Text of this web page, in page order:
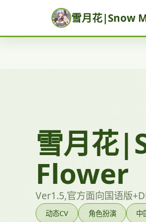
雪月花|Snow
雪月花
Flower
Ver1.5,官方面向国语版
动态CV 角色扮演 中